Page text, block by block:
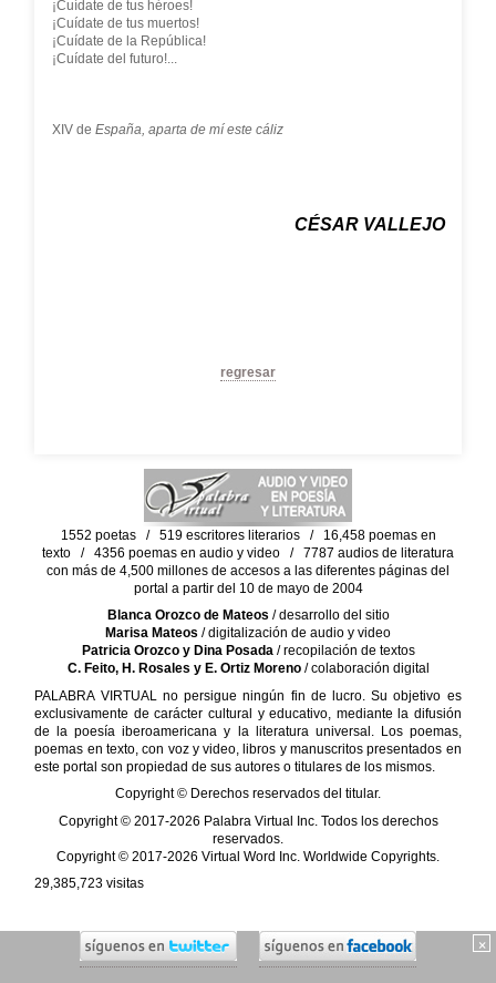
¡Cuídate de tus héroes!
¡Cuídate de tus muertos!
¡Cuídate de la República!
¡Cuídate del futuro!...
XIV de España, aparta de mí este cáliz
CÉSAR VALLEJO
regresar
×
1552 poetas / 519 escritores literarios / 16,458 poemas en
texto / 4356 poemas en audio y video / 7787 audios de literatura
con más de 4,500 millones de accesos a las diferentes páginas del
portal a partir del 10 de mayo de 2004
Blanca Orozco de Mateos / desarrollo del sitio
Marisa Mateos / digitalización de audio y video
Patricia Orozco y Dina Posada/ recopilación de textos
C. Feito, H. Rosales y E. Ortiz Moreno/ colaboración digital
PALABRA VIRTUAL no persigue ningún fin de lucro. Su objetivo es
exclusivamente de carácter cultural y educativo, mediante la difusión
de la poesía iberoamericana y la literatura universal. Los poemas,
poemas en texto, con voz y video, libros y manuscritos presentados en
este portal son propiedad de sus autores o titulares de los mismos.
Copyright © Derechos reservados del titular.
Copyright © 2017-2026 Palabra Virtual Inc. Todos los derechos
reservados.
Copyright © 2017-2026 Virtual Word Inc. Worldwide Copyrights.
29,385,723 visitas